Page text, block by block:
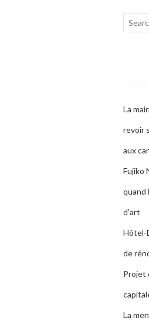
La
revoir
aux
Fujiko
quand
d’art
Hôtel-
de
Projet
La